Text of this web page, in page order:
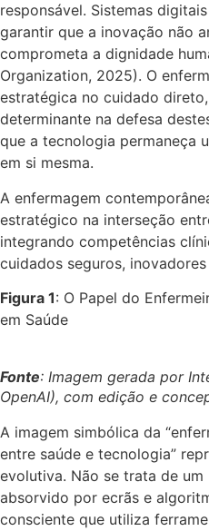
responsável. Sistemas
garantir que a inovação não
comprometa a dignidade
Organization, 2025). O
estratégica no cuidado
determinante na defesa
que a tecnologia permaneça
em si mesma.
A enfermagem
estratégico na interseção
integrando competências
cuidados seguros,
Figura 1: O Papel do
em Saúde
Fonte: Imagem gerada por
OpenAI), com edição e
A imagem simbólica da
entre saúde e tecnologia”
evolutiva. Não se trata de
absorvido por ecrãs e
consciente que utiliza